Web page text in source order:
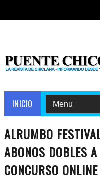
INICIO
ALRUMBO
ABONOS DOBLES
CONCURSO ONLINE